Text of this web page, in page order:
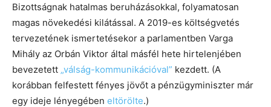
Bizottságnak hatalmas beruházásokkal, folyamatosan
magas növekedési kilátással. A 2019-es költségvetés
tervezetének ismertetésekor a parlamentben Varga
Mihály az Orbán Viktor által másfél hete hirtelenjében
bevezetett „válság-kommunikációval” kezdett. (A
korábban felfestett fényes jövőt a pénzügyminiszter már
egy ideje lényegében eltörölte.)